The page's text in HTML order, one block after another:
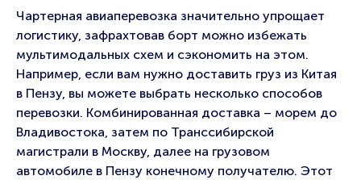
Чартерная авиаперевозка значительно упрощает
логистику, зафрахтовав борт можно избежать
мультимодальных схем и сэкономить на этом.
Например, если вам нужно доставить груз из Китая
в Пензу, вы можете выбрать несколько способов
перевозки. Комбинированная доставка – морем до
Владивостока, затем по Транссибирской
магистрали в Москву, далее на грузовом
автомобиле в Пензу конечному получателю. Этот